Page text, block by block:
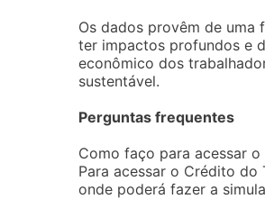
Os dados provêm de
ter impactos profundos e
econômico dos
sustentável.
Perguntas frequentes
Como faço para acessar
Para acessar o Crédito
onde poderá fazer a